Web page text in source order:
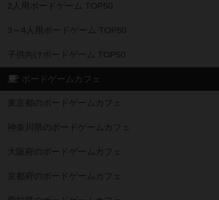
2人用ボードゲーム TOP50
3～4人用ボードゲーム TOP50
子供向けボードゲーム TOP50
ボードゲームカフェ
東京都のボードゲームカフェ
神奈川県のボードゲームカフェ
大阪府のボードゲームカフェ
京都府のボードゲームカフェ